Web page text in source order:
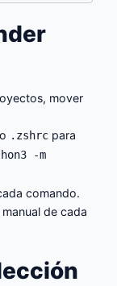
mover
o .zshrc para
-m
comando.
de cada